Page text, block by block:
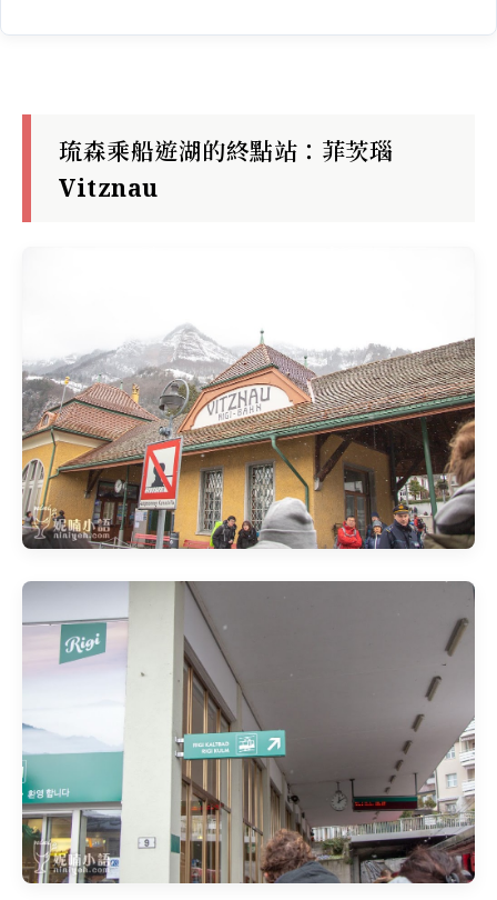
琉森乘船遊湖的終點站：菲茨瑙
Vitznau